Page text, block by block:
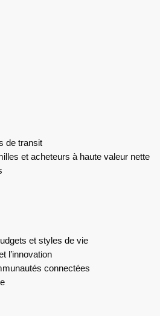
de transit
et acheteurs à haute valeur nette
et styles de vie
l’innovation
connectées